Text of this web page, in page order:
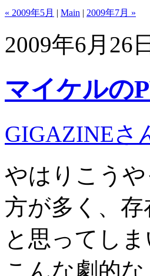
« 2009年5月 | Main | 2009年7月 »
2009年6月26日
マイケルの
GIGAZINEさ
やはりこう
方が多く、
と思ってしま
こんな劇的